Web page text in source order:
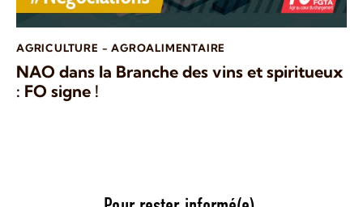
AGRICULTURE - AGROALIMENTAIRE
NAO dans la Branche des vins et spiritueux
: FO signe !